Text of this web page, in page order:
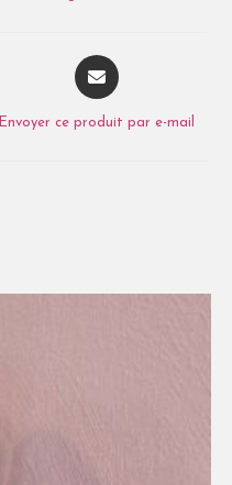
Envoyer ce produit par e-mail